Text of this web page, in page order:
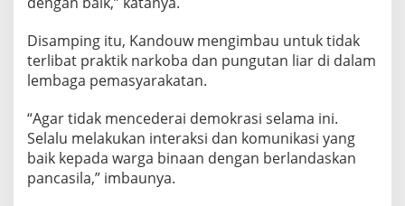
Disamping itu, Kandouw mengimbau untuk tidak
terlibat praktik narkoba dan pungutan liar di dalam
lembaga pemasyarakatan.
“Agar tidak mencederai demokrasi selama ini.
Selalu melakukan interaksi dan komunikasi yang
baik kepada warga binaan dengan berlandaskan
pancasila,” imbaunya.